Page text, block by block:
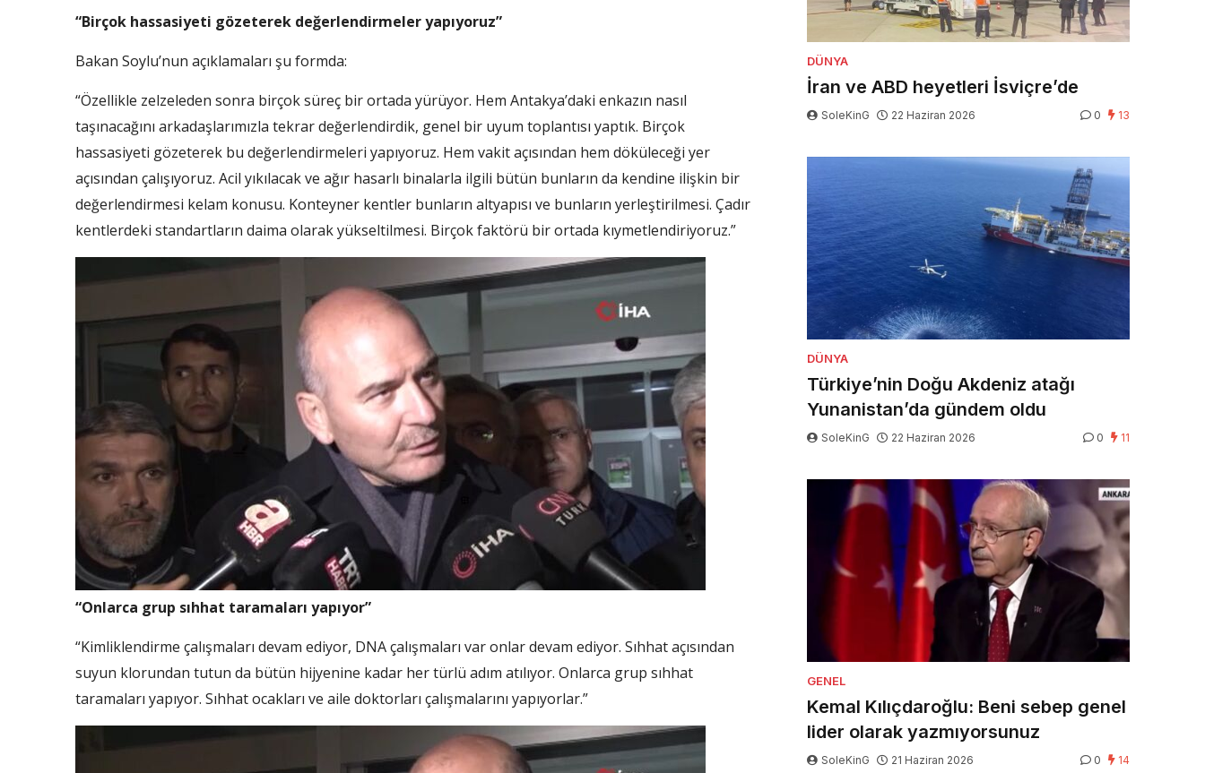
“Birçok hassasiyeti gözeterek değerlendirmeler yapıyoruz”
Bakan Soylu’nun açıklamaları şu formda:
“Özellikle zelzeleden sonra birçok süreç bir ortada yürüyor. Hem Antakya’daki enkazın nasıl
taşınacağını arkadaşlarımızla tekrar değerlendirdik, genel bir uyum toplantısı yaptık. Birçok
hassasiyeti gözeterek bu değerlendirmeleri yapıyoruz. Hem vakit açısından hem döküleceği yer
açısından çalışıyoruz. Acil yıkılacak ve ağır hasarlı binalarla ilgili bütün bunların da kendine ilişkin bir
değerlendirmesi kelam konusu. Konteyner kentler bunların altyapısı ve bunların yerleştirilmesi. Çadır
kentlerdeki standartların daima olarak yükseltilmesi. Birçok faktörü bir ortada kıymetlendiriyoruz.”
“Onlarca grup sıhhat taramaları yapıyor”
“Kimliklendirme çalışmaları devam ediyor, DNA çalışmaları var onlar devam ediyor. Sıhhat açısından
suyun klorundan tutun da bütün hijyenine kadar her türlü adım atılıyor. Onlarca grup sıhhat
taramaları yapıyor. Sıhhat ocakları ve aile doktorları çalışmalarını yapıyorlar.”
DÜNYA
İran ve ABD heyetleri İsviçre’de
SoleKinG 22 Haziran 2026 0 13
DÜNYA
Türkiye’nin Doğu Akdeniz atağı
Yunanistan’da gündem oldu
SoleKinG 22 Haziran 2026 0 11
GENEL
Kemal Kılıçdaroğlu: Beni sebep genel
lider olarak yazmıyorsunuz
SoleKinG 21 Haziran 2026 0 14